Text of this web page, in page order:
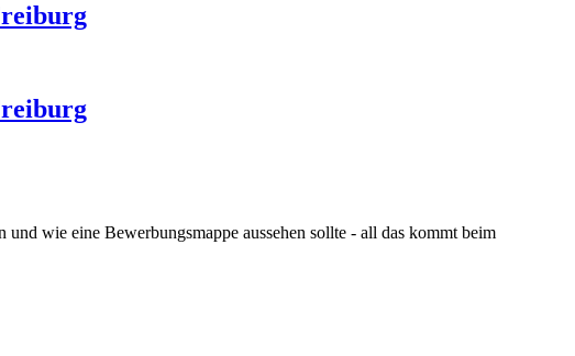
wie eine Bewerbungsmappe aussehen sollte - all das kommt beim